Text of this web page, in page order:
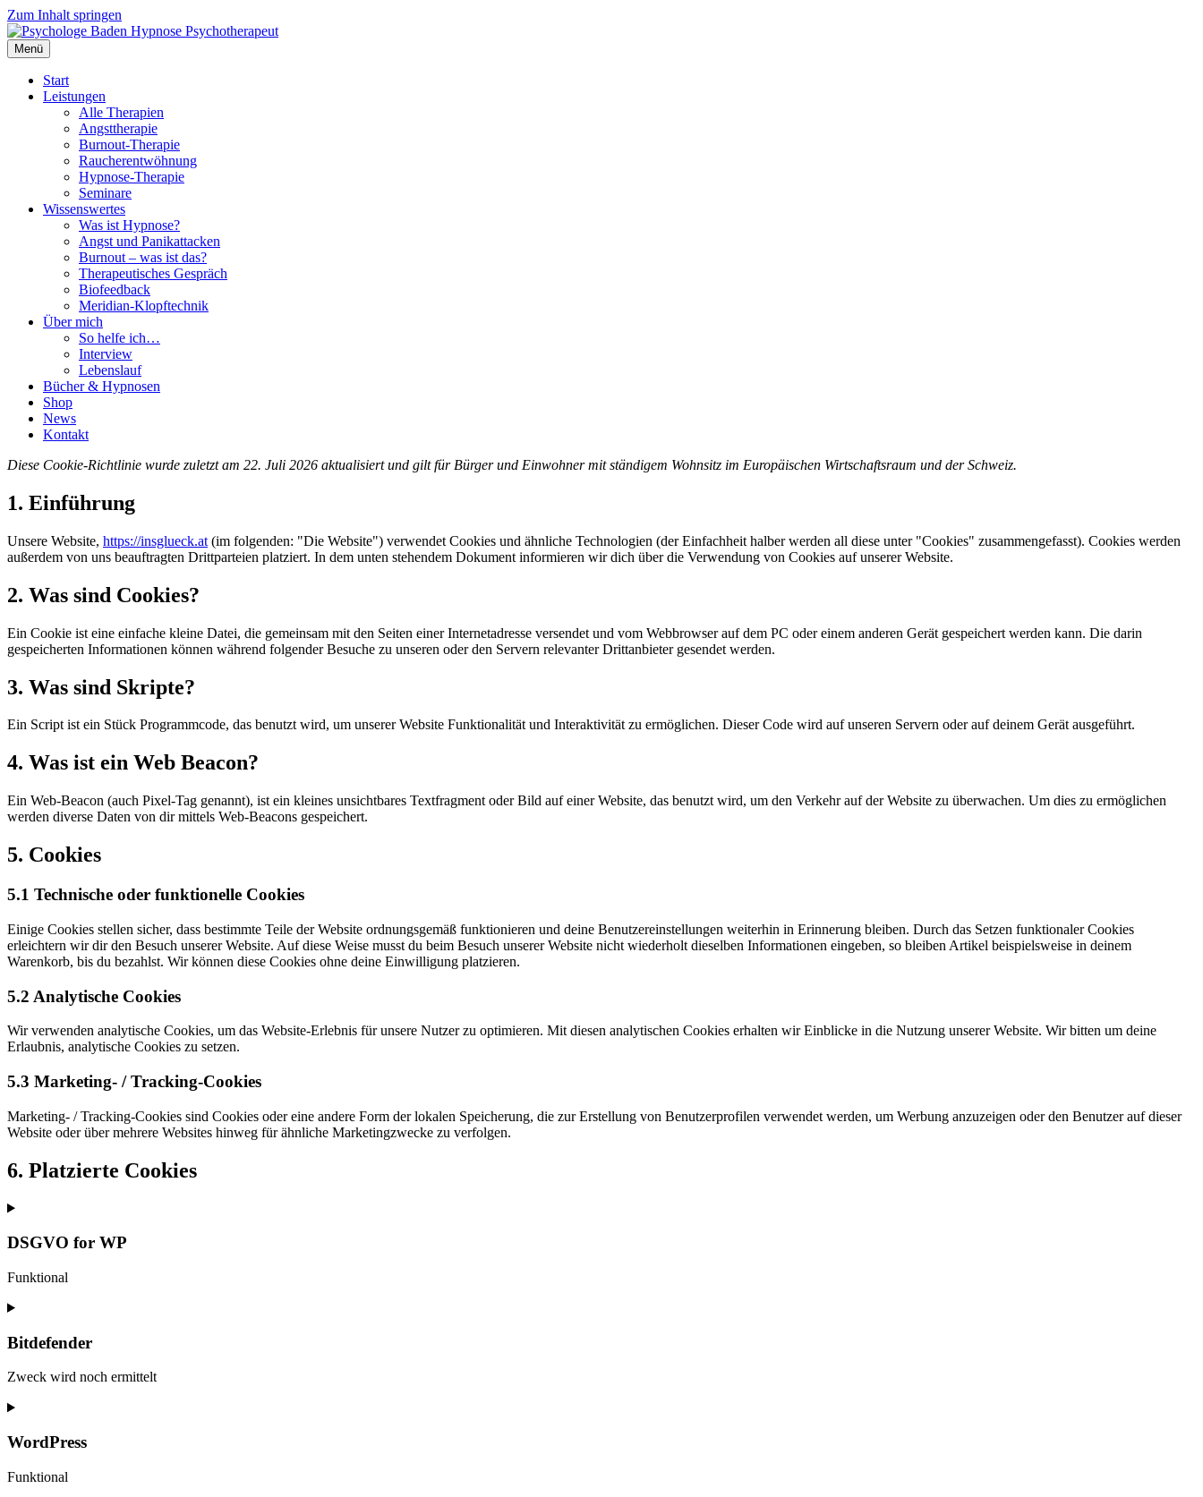
Zum Inhalt springen
Menü
Start
Leistungen
Alle Therapien
Angsttherapie
Burnout-Therapie
Raucherentwöhnung
Hypnose-Therapie
Seminare
Wissenswertes
Was ist Hypnose?
Angst und Panikattacken
Burnout – was ist das?
Therapeutisches Gespräch
Biofeedback
Meridian-Klopftechnik
Über mich
So helfe ich…
Interview
Lebenslauf
Bücher & Hypnosen
Shop
News
Kontakt
Diese Cookie-Richtlinie wurde zuletzt am 22. Juli 2026 aktualisiert und gilt für Bürger und Einwohner mit ständigem Wohnsitz im Europäischen Wirtschaftsraum und der Schweiz.
1. Einführung
Unsere Website, https://insglueck.at (im folgenden: "Die Website") verwendet Cookies und ähnliche Technologien (der Einfachheit halber werden all diese unter "Cookies" zusammengefasst). Cookies werden
außerdem von uns beauftragten Drittparteien platziert. In dem unten stehendem Dokument informieren wir dich über die Verwendung von Cookies auf unserer Website.
2. Was sind Cookies?
Ein Cookie ist eine einfache kleine Datei, die gemeinsam mit den Seiten einer Internetadresse versendet und vom Webbrowser auf dem PC oder einem anderen Gerät gespeichert werden kann. Die darin
gespeicherten Informationen können während folgender Besuche zu unseren oder den Servern relevanter Drittanbieter gesendet werden.
3. Was sind Skripte?
Ein Script ist ein Stück Programmcode, das benutzt wird, um unserer Website Funktionalität und Interaktivität zu ermöglichen. Dieser Code wird auf unseren Servern oder auf deinem Gerät ausgeführt.
4. Was ist ein Web Beacon?
Ein Web-Beacon (auch Pixel-Tag genannt), ist ein kleines unsichtbares Textfragment oder Bild auf einer Website, das benutzt wird, um den Verkehr auf der Website zu überwachen. Um dies zu ermöglichen
werden diverse Daten von dir mittels Web-Beacons gespeichert.
5. Cookies
5.1 Technische oder funktionelle Cookies
Einige Cookies stellen sicher, dass bestimmte Teile der Website ordnungsgemäß funktionieren und deine Benutzereinstellungen weiterhin in Erinnerung bleiben. Durch das Setzen funktionaler Cookies
erleichtern wir dir den Besuch unserer Website. Auf diese Weise musst du beim Besuch unserer Website nicht wiederholt dieselben Informationen eingeben, so bleiben Artikel beispielsweise in deinem
Warenkorb, bis du bezahlst. Wir können diese Cookies ohne deine Einwilligung platzieren.
5.2 Analytische Cookies
Wir verwenden analytische Cookies, um das Website-Erlebnis für unsere Nutzer zu optimieren. Mit diesen analytischen Cookies erhalten wir Einblicke in die Nutzung unserer Website. Wir bitten um deine
Erlaubnis, analytische Cookies zu setzen.
5.3 Marketing- / Tracking-Cookies
Marketing- / Tracking-Cookies sind Cookies oder eine andere Form der lokalen Speicherung, die zur Erstellung von Benutzerprofilen verwendet werden, um Werbung anzuzeigen oder den Benutzer auf dieser
Website oder über mehrere Websites hinweg für ähnliche Marketingzwecke zu verfolgen.
6. Platzierte Cookies
DSGVO for WP
Funktional
Consent
service
for-
Bitdefender
Zweck wird noch ermittelt
Consent
service
WordPress
Funktional